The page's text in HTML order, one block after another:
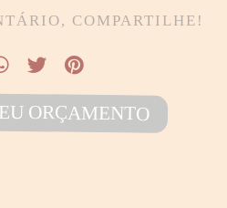
COMPARTILHE!
ORÇAMENTO